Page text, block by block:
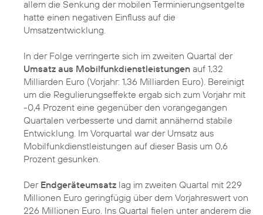
allem die Senkung der mobilen Terminierungsentgelte
hatte einen negativen Einfluss auf die
Umsatzentwicklung.
In der Folge verringerte sich im zweiten Quartal der
Umsatz aus Mobilfunkdienstleistungen auf 1,32
Milliarden Euro (Vorjahr: 1,36 Milliarden Euro). Bereinigt
um die Regulierungseffekte ergab sich zum Vorjahr mit
-0,4 Prozent eine gegenüber den vorangegangen
Quartalen verbesserte und damit annähernd stabile
Entwicklung. Im Vorquartal war der Umsatz aus
Mobilfunkdienstleistungen auf dieser Basis um 0,6
Prozent gesunken.
Der Endgeräteumsatz lag im zweiten Quartal mit 229
Millionen Euro geringfügig über dem Vorjahreswert von
226 Millionen Euro. Ins Quartal fielen unter anderem die